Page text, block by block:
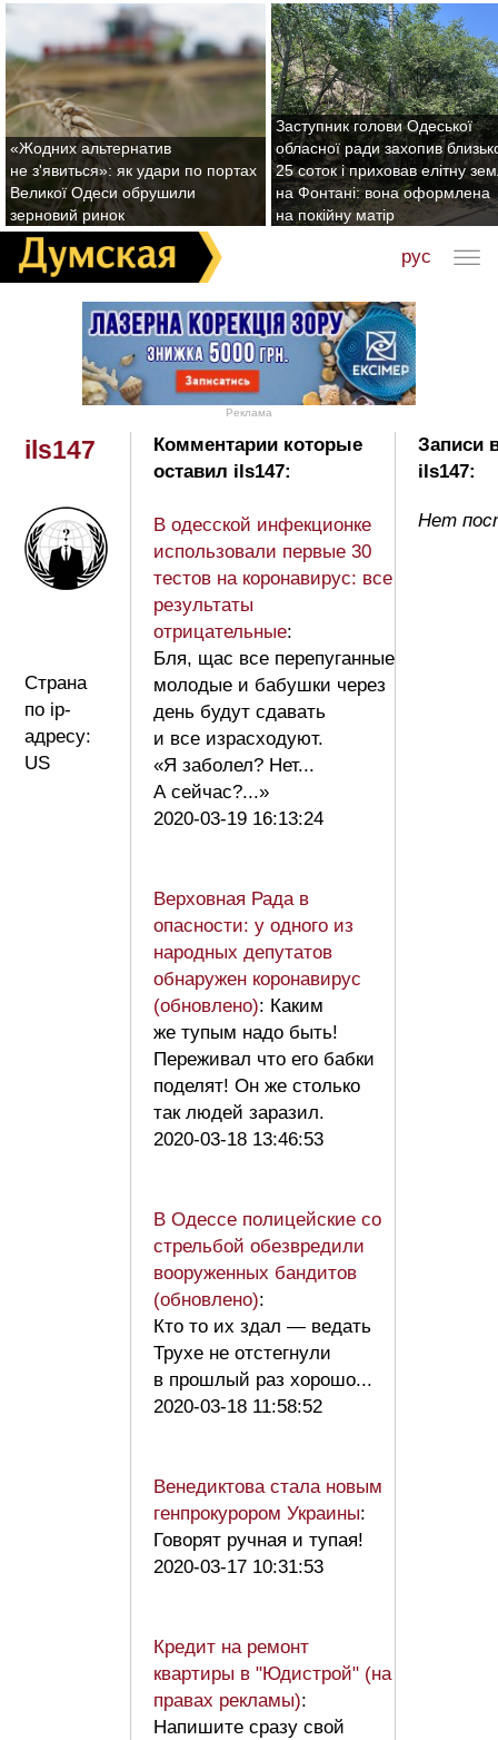
«Жодних альтернатив
не з'явиться»: як удари по портах
Великої Одеси обрушили
зерновий ринок
Заступник голови Одеської
обласної ради захопив
25 соток і приховав елітну
на Фонтані: вона оформлена
на покійну матір
рус
Реклама
ils147
Страна
по ip-
адресу:
US
Комментарии которые
оставил ils147:
В одесской инфекционке
использовали первые 30
тестов на коронавирус: все
результаты
отрицательные:
Бля, щас все перепуганные
молодые и бабушки через
день будут сдавать
и все израсходуют.
«Я заболел? Нет...
А сейчас?...»
2020-03-19 16:13:24
Верховная Рада в
опасности: у одного из
народных депутатов
обнаружен коронавирус
(обновлено): Каким
же тупым надо быть!
Переживал что его бабки
поделят! Он же столько
так людей заразил.
2020-03-18 13:46:53
В Одессе полицейские со
стрельбой обезвредили
вооруженных бандитов
(обновлено):
Кто то их здал — ведать
Трухе не отстегнули
в прошлый раз хорошо...
2020-03-18 11:58:52
Венедиктова стала новым
генпрокурором Украины:
Говорят ручная и тупая!
2020-03-17 10:31:53
Кредит на ремонт
квартиры в "Юдистрой" (на
правах рекламы):
Напишите сразу свой
Записи
ils147:
Нет